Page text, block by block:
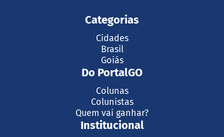
Categorias
Cidades
Brasil
Goiás
Do PortalGO
Colunas
Colunistas
Quem vai ganhar?
Institucional